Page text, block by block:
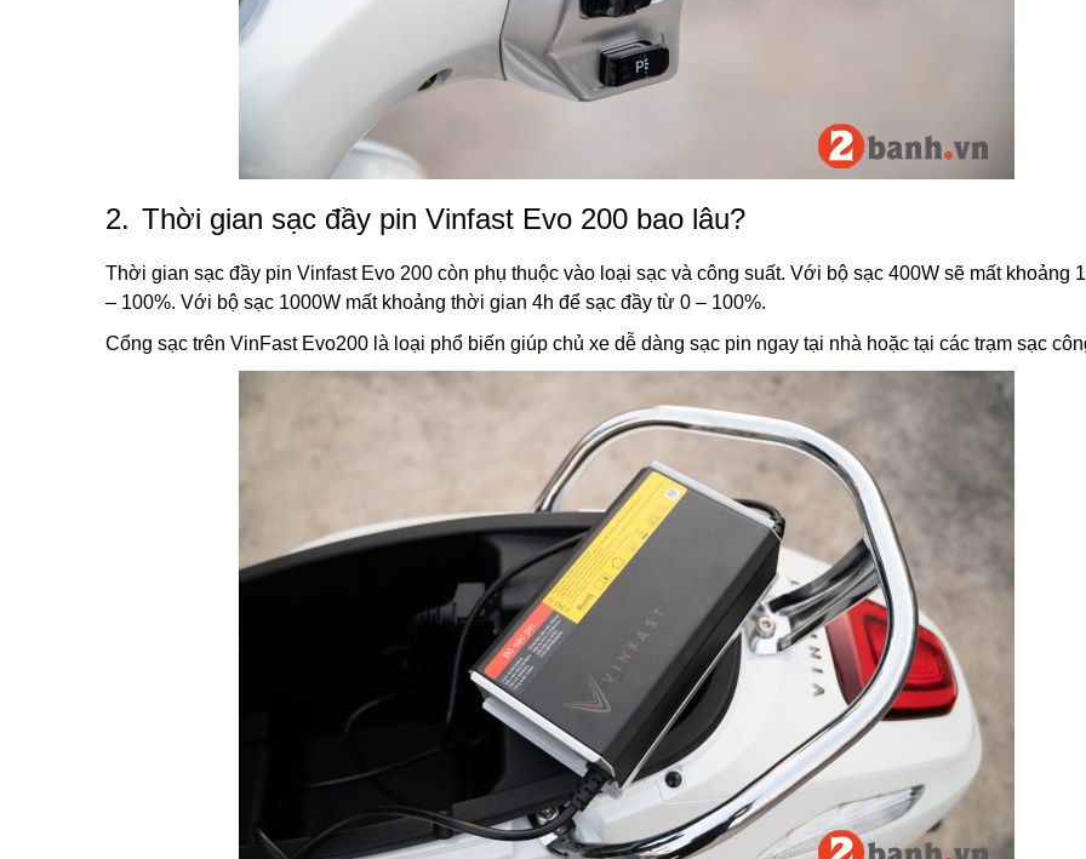
2. Thời gian sạc đầy pin Vinfast Evo 200 bao lâu?
Thời gian sạc đầy pin Vinfast Evo 200 còn phụ thuộc vào loại sạc và công suất. Với bộ sạc 400W sẽ mất khoảng
– 100%. Với bộ sạc 1000W mất khoảng thời gian 4h để sạc đầy từ 0 – 100%.
Cổng sạc trên VinFast Evo200 là loại phổ biến giúp chủ xe dễ dàng sạc pin ngay tại nhà hoặc tại các trạm sạc